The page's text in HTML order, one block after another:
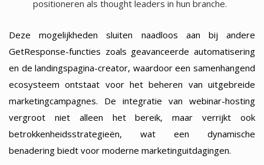
positioneren als thought leaders in hun branche.
Deze mogelijkheden sluiten naadloos aan bij andere
GetResponse-functies zoals geavanceerde automatisering
en de landingspagina-creator, waardoor een samenhangend
ecosysteem ontstaat voor het beheren van uitgebreide
marketingcampagnes. De integratie van webinar-hosting
vergroot niet alleen het bereik, maar verrijkt ook
betrokkenheidsstrategieën, wat een dynamische
benadering biedt voor moderne marketinguitdagingen.